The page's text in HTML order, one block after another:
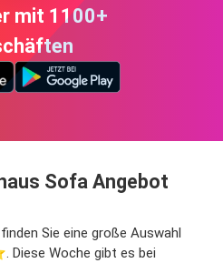
mit 1100+
Sofa Angebot
Sie eine große Auswahl
Diese Woche gibt es bei